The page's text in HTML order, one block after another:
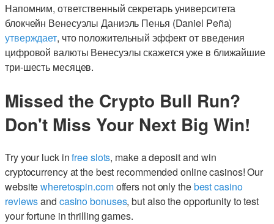
Напомним, ответственный секретарь университета
блокчейн Венесуэлы Даниэль Пенья (Daniel Peña)
утверждает, что положительный эффект от введения
цифровой валюты Венесуэлы скажется уже в ближайшие
три-шесть месяцев.
Missed the Crypto Bull Run?
Don't Miss Your Next Big Win!
Try your luck infree slots, make a deposit and win
cryptocurrency at the best recommended online casinos! Our
websitewheretospin.comoffers not only thebest casino
reviewsand casino bonuses, but also the opportunity to test
your fortune in thrilling games.